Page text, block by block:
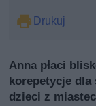
Drukuj
Anna płaci
korepetycje
dzieci z